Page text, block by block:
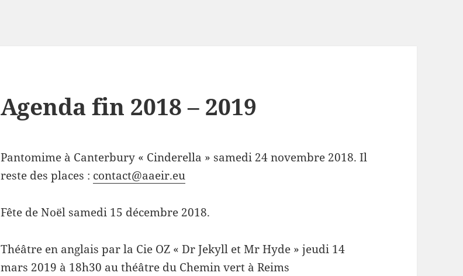
Agenda fin 2018 – 2019
Pantomime à Canterbury « Cinderella » samedi 24 novembre 2018. Il
reste des places : contact@aaeir.eu
Fête de Noël samedi 15 décembre 2018.
Théâtre en anglais par la Cie OZ « Dr Jekyll et Mr Hyde » jeudi 14
mars 2019 à 18h30 au théâtre du Chemin vert à Reims